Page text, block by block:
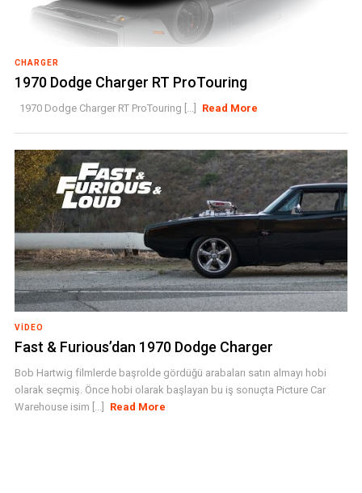
CHARGER
1970 Dodge Charger RT ProTouring
1970 Dodge Charger RT ProTouring [...] Read More
VIDEO
Fast & Furious’dan 1970 Dodge Charger
Bob Hartwig filmlerde başrolde gördüğü arabaları satın almayı hobi
olarak seçmiş. Önce hobi olarak başlayan bu iş sonuçta Picture Car
Warehouse isim [...]
Read More